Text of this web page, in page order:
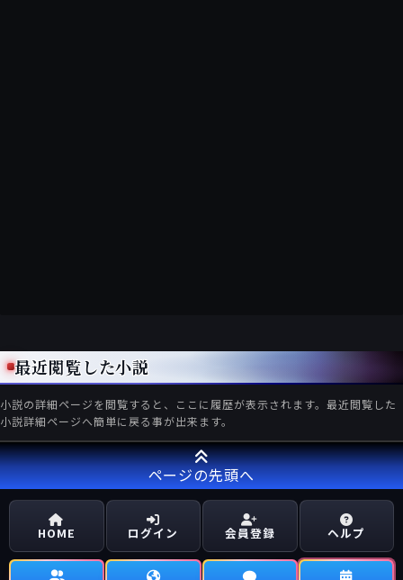
最近閲覧した小説
小説の詳細ページを閲覧すると、ここに履歴が表示されます。最近閲覧した
小説詳細ページへ簡単に戻る事が出来ます。
ページの先頭へ
HOME ログイン 会員登録 ヘルプ